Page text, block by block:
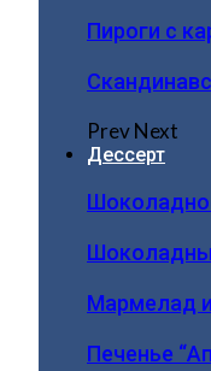
Пироги c
PrevNext
Дессерт
Мармелад
Печенье